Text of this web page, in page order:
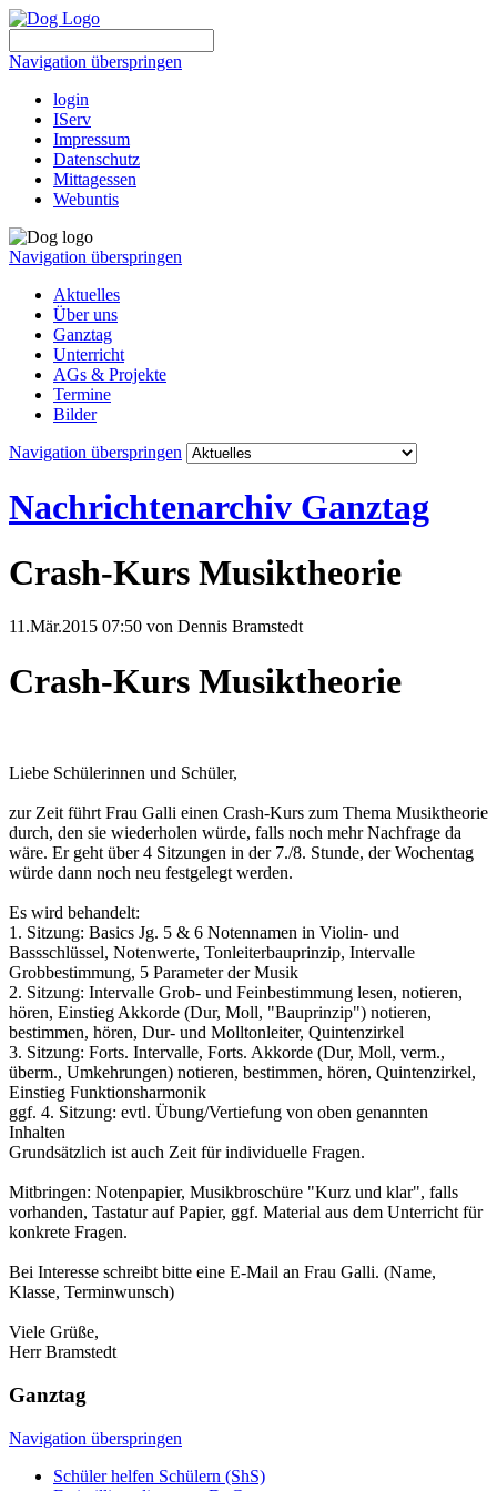
Navigation überspringen
login
IServ
Impressum
Datenschutz
Mittagessen
Webuntis
Navigation überspringen
Aktuelles
Über uns
Ganztag
Unterricht
AGs & Projekte
Termine
Bilder
Navigation überspringen
Nachrichtenarchiv Ganztag
Crash-Kurs Musiktheorie
11.Mär.2015 07:50 von Dennis Bramstedt
Crash-Kurs Musiktheorie
Liebe Schülerinnen und Schüler,
zur Zeit führt Frau Galli einen Crash-Kurs zum Thema Musiktheorie
durch, den sie wiederholen würde, falls noch mehr Nachfrage da
wäre. Er geht über 4 Sitzungen in der 7./8. Stunde, der Wochentag
würde dann noch neu festgelegt werden.
Es wird behandelt:
1. Sitzung: Basics Jg. 5 & 6 Notennamen in Violin- und
Bassschlüssel, Notenwerte, Tonleiterbauprinzip, Intervalle
Grobbestimmung, 5 Parameter der Musik
2. Sitzung: Intervalle Grob- und Feinbestimmung lesen, notieren,
hören, Einstieg Akkorde (Dur, Moll, "Bauprinzip") notieren,
bestimmen, hören, Dur- und Molltonleiter, Quintenzirkel
3. Sitzung: Forts. Intervalle, Forts. Akkorde (Dur, Moll, verm.,
überm., Umkehrungen) notieren, bestimmen, hören, Quintenzirkel,
Einstieg Funktionsharmonik
ggf. 4. Sitzung: evtl. Übung/Vertiefung von oben genannten
Inhalten
Grundsätzlich ist auch Zeit für individuelle Fragen.
Mitbringen: Notenpapier, Musikbroschüre "Kurz und klar", falls
vorhanden, Tastatur auf Papier, ggf. Material aus dem Unterricht für
konkrete Fragen.
Bei Interesse schreibt bitte eine E-Mail an Frau Galli. (Name,
Klasse, Terminwunsch)
Viele Grüße,
Herr Bramstedt
Ganztag
Navigation überspringen
Schüler helfen Schülern (ShS)